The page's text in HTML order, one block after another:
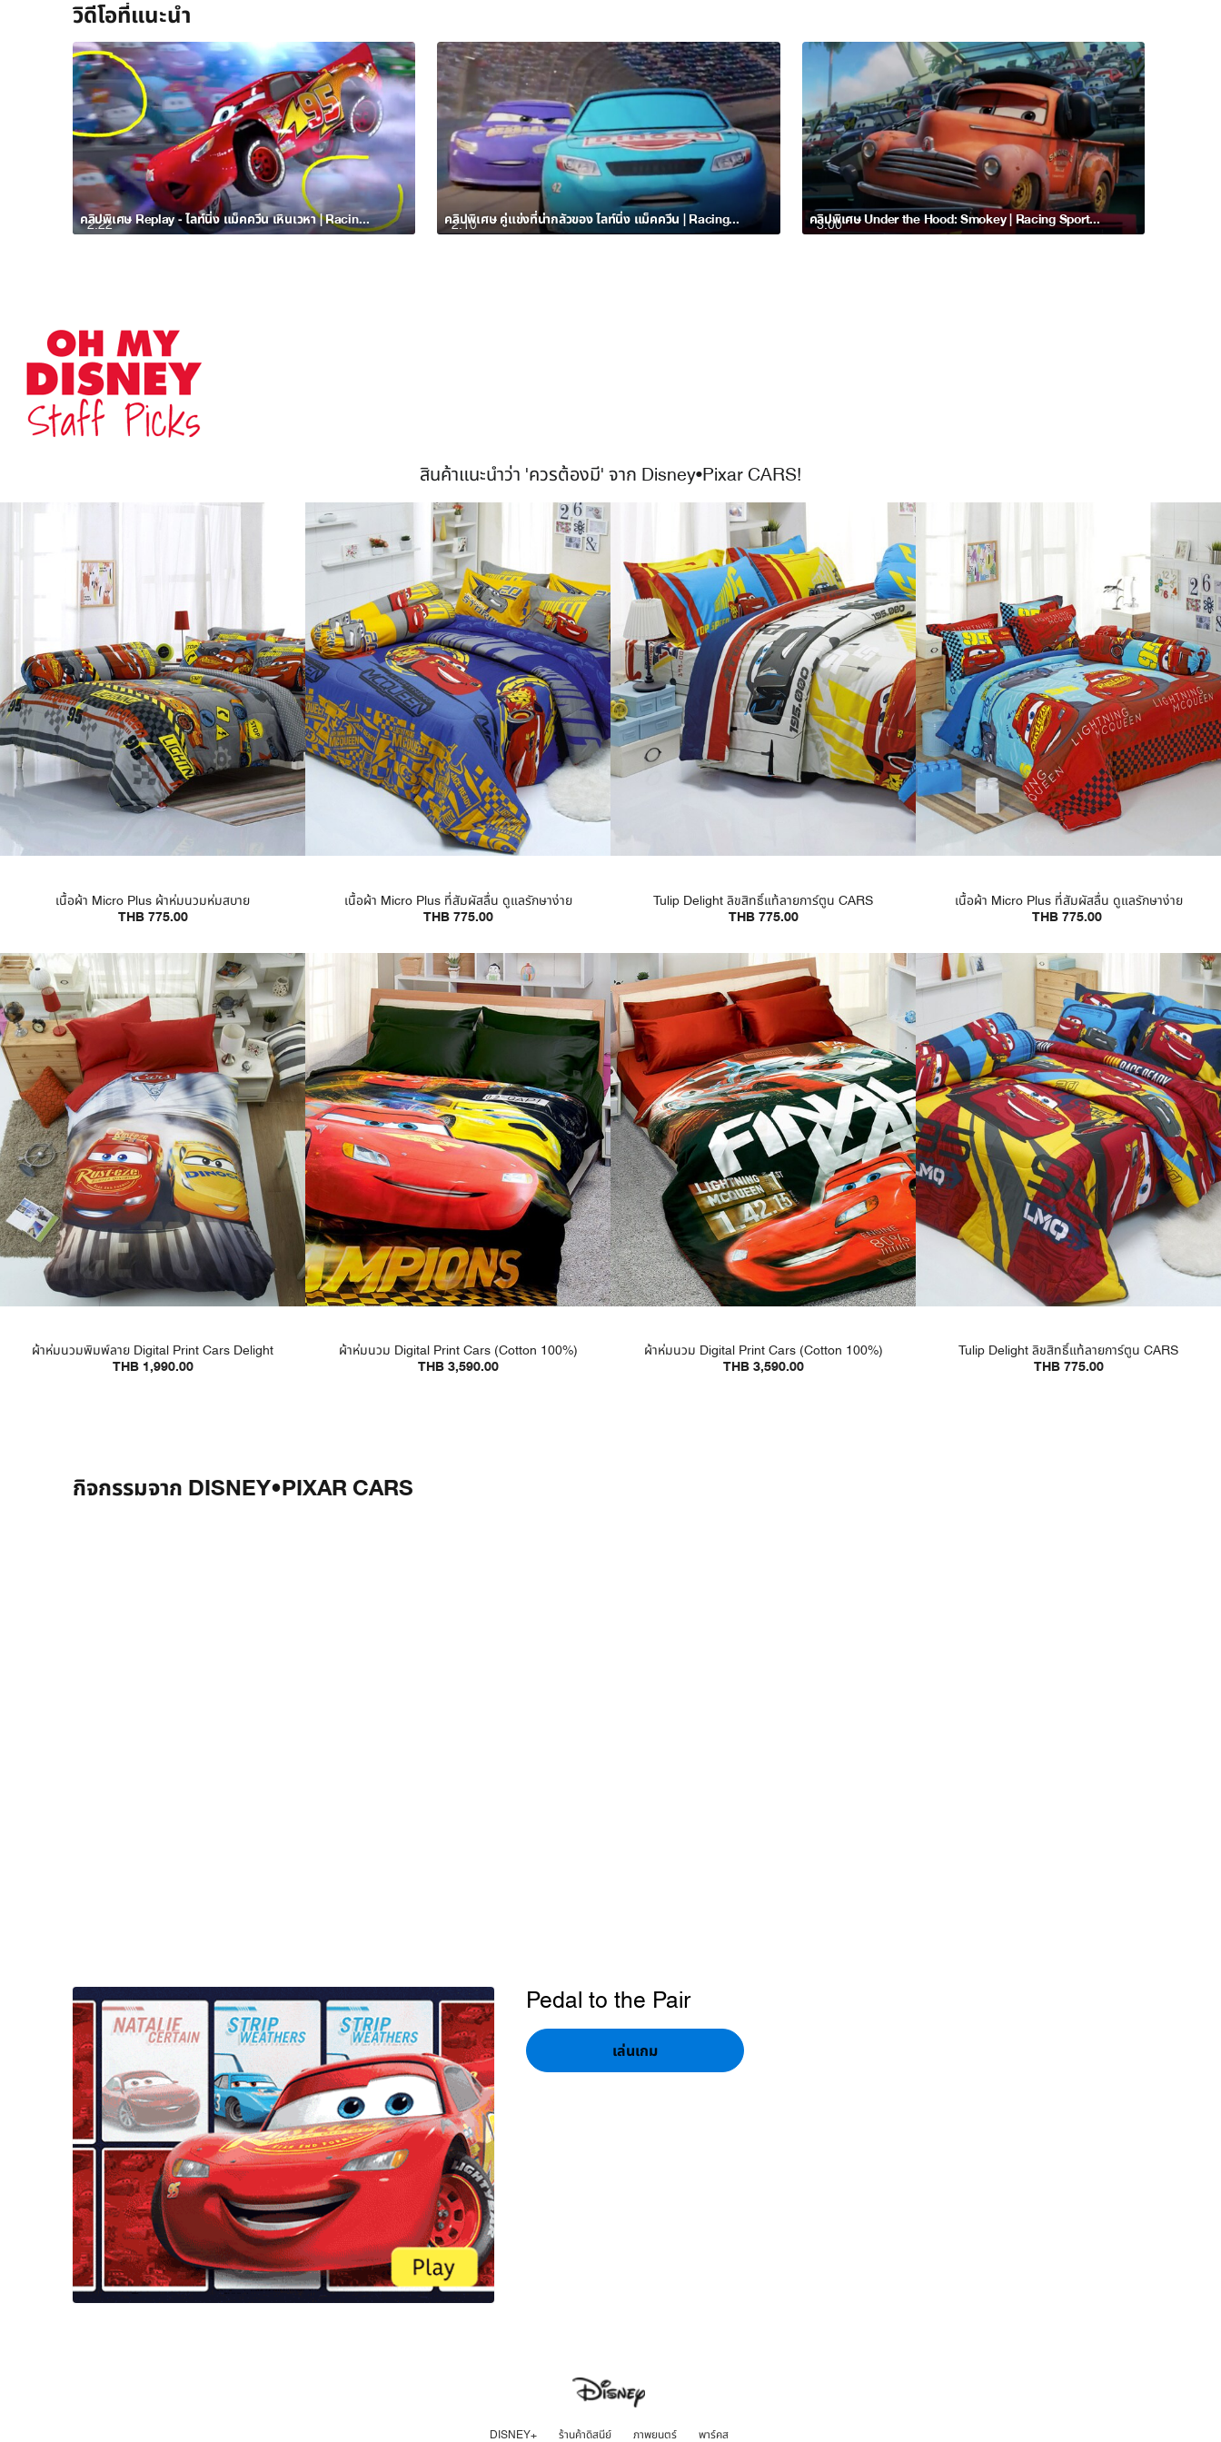
วิดีโอที่แนะนำ
2:22 คลิปพิเศษ Replay - ไลท์นิ่ง แม็คควีน เหินเวหา | Racing Sports Network by Disney•Pixar Cars 2:10 คลิปพิเศษ คู่แข่งที่น่ากลัวของ ไลท์นิ่ง แม็คควีน | Racing Sports Network by Disney•Pixar Cars 3:00 คลิปพิเศษ Under the Hood: Smokey | Racing Sports Network by Disney•Pixar Cars
สินค้าแนะนำว่า 'ควรต้องมี' จาก Disney•Pixar CARS!
เนื้อผ้า Micro Plus ผ้าห่มนวมห่มสบาย
THB 775.00
เนื้อผ้า Micro Plus ที่สัมผัสลื่น ดูแลรักษาง่าย
THB 775.00
Tulip Delight ลิขสิทธิ์แท้ลายการ์ตูน CARS
THB 775.00
เนื้อผ้า Micro Plus ที่สัมผัสลื่น ดูแลรักษาง่าย
THB 775.00
ผ้าห่มนวมพิมพ์ลาย Digital Print Cars Delight
THB 1,990.00
ผ้าห่มนวม Digital Print Cars (Cotton 100%)
THB 3,590.00
ผ้าห่มนวม Digital Print Cars (Cotton 100%)
THB 3,590.00
Tulip Delight ลิขสิทธิ์แท้ลายการ์ตูน CARS
THB 775.00
กิจกรรมจาก DISNEY•PIXAR CARS
Pedal to the Pair
เล่นเกม
DISNEY+ ร้านค้าดิสนีย์ ภาพยนตร์ พาร์คส